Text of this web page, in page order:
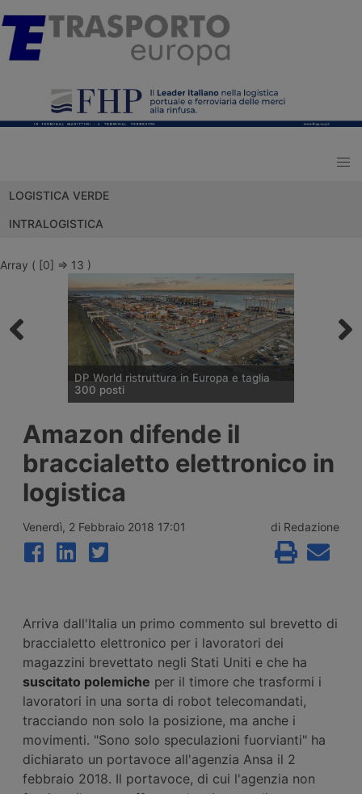
LOGISTICA VERDE
INTRALOGISTICA
Array ( [0] => 13 )
DP World ristruttura in Europa e taglia
300 posti
attività europee dopo l’uscita di tre dirigenti
senior, mentre Londra e Anversa registrano
volumi record e il gruppo prosegue gli
investimenti tra Svizzera, Golfo, Siria e
Regno Unito.
Amazon difende il
braccialetto elettronico in
logistica
Venerdì, 2 Febbraio 2018 17:01 di Redazione
Arriva dall'Italia un primo commento sul brevetto di
braccialetto elettronico per i lavoratori dei
magazzini brevettato negli Stati Uniti e che ha
suscitato polemiche per il timore che trasformi i
lavoratori in una sorta di robot telecomandati,
tracciando non solo la posizione, ma anche i
movimenti. "Sono solo speculazioni fuorvianti" ha
dichiarato un portavoce all'agenzia Ansa il 2
febbraio 2018. Il portavoce, di cui l'agenzia non